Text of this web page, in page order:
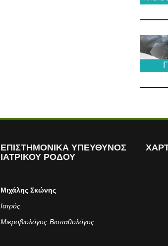
ΕΠΙΣΤΗΜΟΝΙΚΑ ΥΠΕΥΘΥΝΟΣ
ΙΑΤΡΙΚΟΥ ΡΟΔΟΥ
Μιχάλης Σκώνης
Ιατρός
Μικροβιολόγος-Βιοπαθολόγος